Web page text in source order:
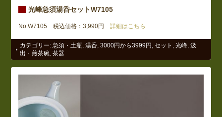
光峰急須湯呑セットW7105
No.W7105 税込価格：3,990円 詳細はこちら
カテゴリー:急須・土瓶 ,湯呑 ,3000円から3999円 ,セット ,光峰 ,汲
出・煎茶碗 ,茶器